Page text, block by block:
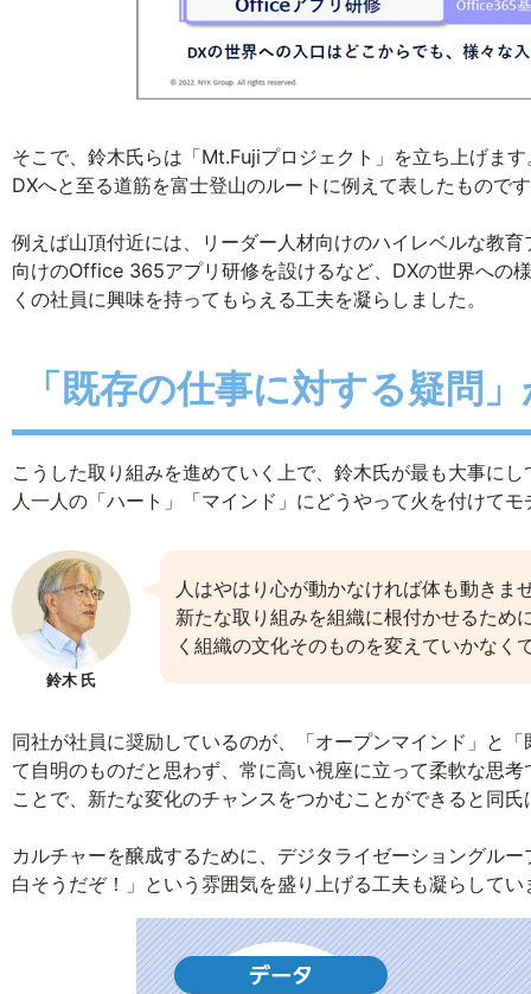
そこで、鈴木氏らは「Mt.Fujiプロジェクト」を立ち上げま
DXへと至る道筋を富士登山のルートに例えて表したもので
例えば山頂付近には、リーダー人材向けのハイレベルな教
向けのOffice 365アプリ研修を設けるなど、DXの世界への
くの社員に興味を持ってもらえる工夫を凝らしました。
「既存の仕事に対する疑問
こうした取り組みを進めていく上で、鈴木氏が最も大事に
人一人の「ハート」「マインド」にどうやって火を付けて
鈴木 氏
人はやはり心が動かなければ体も動きま
新たな取り組みを組織に根付かせるため
く組織の文化そのものを変えていかなく
同社が社員に奨励しているのが、「オープンマインド」と
て自明のものだと思わず、常に高い視座に立って柔軟な思
ことで、新たな変化のチャンスをつかむことができると同氏
カルチャーを醸成するために、デジタライゼーショングル
白そうだぞ！」という雰囲気を盛り上げる工夫も凝らしてい